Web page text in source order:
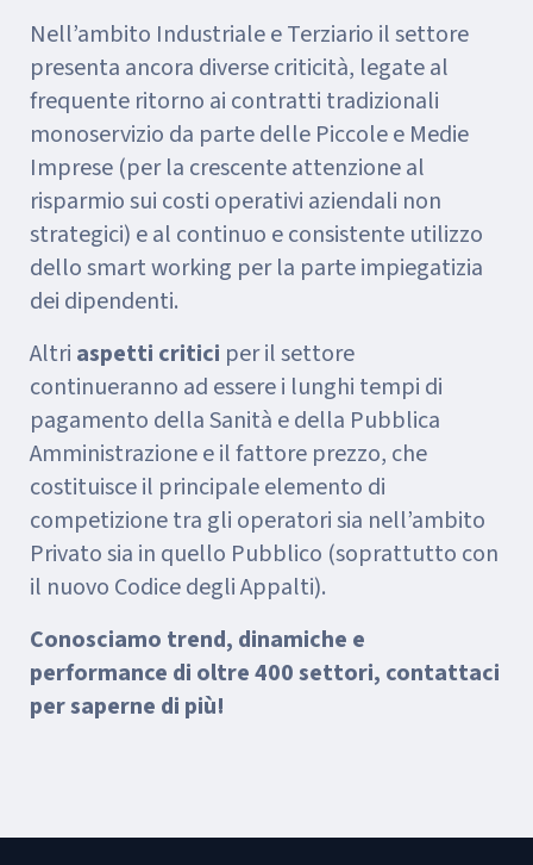
Nell’ambito Industriale e Terziario il settore
presenta ancora diverse criticità, legate al
frequente ritorno ai contratti tradizionali
monoservizio da parte delle Piccole e Medie
Imprese (per la crescente attenzione al
risparmio sui costi operativi aziendali non
strategici) e al continuo e consistente utilizzo
dello smart working per la parte impiegatizia
dei dipendenti.
Altri aspetti critici per il settore
continueranno ad essere i lunghi tempi di
pagamento della Sanità e della Pubblica
Amministrazione e il fattore prezzo, che
costituisce il principale elemento di
competizione tra gli operatori sia nell’ambito
Privato sia in quello Pubblico (soprattutto con
il nuovo Codice degli Appalti).
Conosciamo trend, dinamiche e
performance di oltre 400 settori, contattaci
per saperne di più!